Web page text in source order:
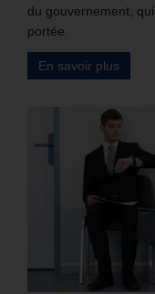
du gouvernement,
portée.
En savoir plus